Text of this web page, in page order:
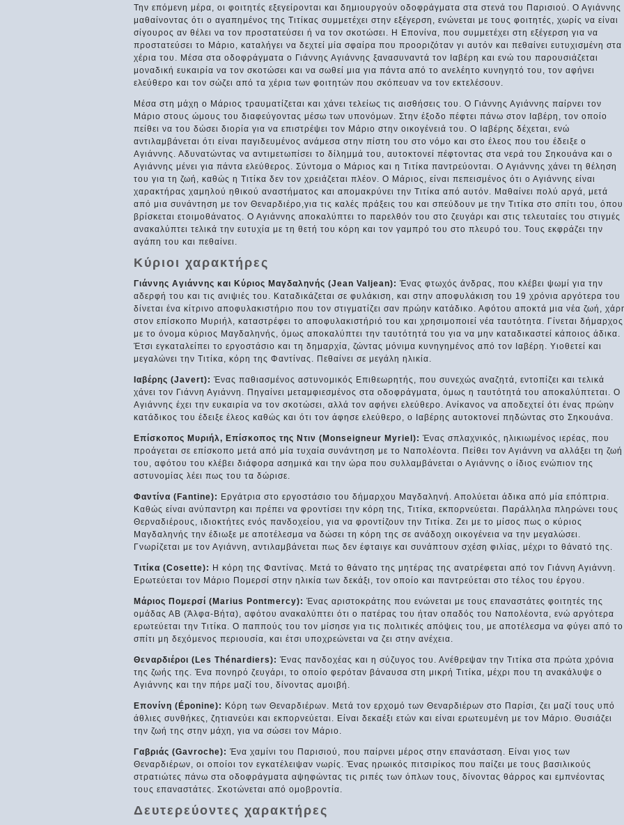
Την επόμενη μέρα, οι φοιτητές εξεγείρονται και δημιουργούν οδοφράγματα στα στενά του Παρισιού. Ο Αγιάννης
μαθαίνοντας ότι ο αγαπημένος της Τιτίκας συμμετέχει στην εξέγερση, ενώνεται με τους φοιτητές, χωρίς να είναι
σίγουρος αν θέλει να τον προστατεύσει ή να τον σκοτώσει. Η Επονίνα, που συμμετέχει στη εξέγερση για να
προστατεύσει το Μάριο, καταλήγει να δεχτεί μία σφαίρα που προοριζόταν γι αυτόν και πεθαίνει ευτυχισμένη στα
χέρια του. Μέσα στα οδοφράγματα ο Γιάννης Αγιάννης ξανασυναντά τον Ιαβέρη και ενώ του παρουσιάζεται
μοναδική ευκαιρία να τον σκοτώσει και να σωθεί μια για πάντα από το ανελέητο κυνηγητό του, τον αφήνει
ελεύθερο και τον σώζει από τα χέρια των φοιτητών που σκόπευαν να τον εκτελέσουν.
Μέσα στη μάχη ο Μάριος τραυματίζεται και χάνει τελείως τις αισθήσεις του. Ο Γιάννης Αγιάννης παίρνει τον
Μάριο στους ώμους του διαφεύγοντας μέσω των υπονόμων. Στην έξοδο πέφτει πάνω στον Ιαβέρη, τον οποίο
πείθει να του δώσει διορία για να επιστρέψει τον Μάριο στην οικογένειά του. Ο Ιαβέρης δέχεται, ενώ
αντιλαμβάνεται ότι είναι παγιδευμένος ανάμεσα στην πίστη του στο νόμο και στο έλεος που του έδειξε ο
Αγιάννης. Αδυνατώντας να αντιμετωπίσει το δίλημμά του, αυτοκτονεί πέφτοντας στα νερά του Σηκουάνα και ο
Αγιάννης μένει για πάντα ελεύθερος. Σύντομα ο Μάριος και η Τιτίκα παντρεύονται. Ο Αγιάννης χάνει τη θέληση
του για τη ζωή, καθώς η Τιτίκα δεν τον χρειάζεται πλέον. Ο Μάριος, είναι πεπεισμένος ότι ο Αγιάννης είναι
χαρακτήρας χαμηλού ηθικού αναστήματος και απομακρύνει την Τιτίκα από αυτόν. Μαθαίνει πολύ αργά, μετά
από μια συνάντηση με τον Θεναρδιέρο,για τις καλές πράξεις του και σπεύδουν με την Τιτίκα στο σπίτι του, όπου
βρίσκεται ετοιμοθάνατος. Ο Αγιάννης αποκαλύπτει το παρελθόν του στο ζευγάρι και στις τελευταίες του στιγμές
ανακαλύπτει τελικά την ευτυχία με τη θετή του κόρη και τον γαμπρό του στο πλευρό του. Τους εκφράζει την
αγάπη του και πεθαίνει.
Κύριοι χαρακτήρες
Γιάννης Αγιάννης και Κύριος Μαγδαληνής (Jean Valjean): Ένας φτωχός άνδρας, που κλέβει ψωμί για την
αδερφή του και τις ανιψιές του. Καταδικάζεται σε φυλάκιση, και στην αποφυλάκιση του 19 χρόνια αργότερα του
δίνεται ένα κίτρινο αποφυλακιστήριο που τον στιγματίζει σαν πρώην κατάδικο. Αφότου αποκτά μια νέα ζωή,
στον επίσκοπο Μυριήλ, καταστρέφει το αποφυλακιστήριό του και χρησιμοποιεί νέα ταυτότητα. Γίνεται δήμαρχος
με το όνομα κύριος Μαγδαληνής, όμως αποκαλύπτει την ταυτότητά του για να μην καταδικαστεί κάποιος άδικα.
Έτσι εγκαταλείπει το εργοστάσιο και τη δημαρχία, ζώντας μόνιμα κυνηγημένος από τον Ιαβέρη. Υιοθετεί και
μεγαλώνει την Τιτίκα, κόρη της Φαντίνας. Πεθαίνει σε μεγάλη ηλικία.
Ιαβέρης (Javert): Ένας παθιασμένος αστυνομικός Επιθεωρητής, που συνεχώς αναζητά, εντοπίζει και τελικά
χάνει τον Γιάννη Αγιάννη. Πηγαίνει μεταμφιεσμένος στα οδοφράγματα, όμως η ταυτότητά του αποκαλύπτεται. Ο
Αγιάννης έχει την ευκαιρία να τον σκοτώσει, αλλά τον αφήνει ελεύθερο. Ανίκανος να αποδεχτεί ότι ένας πρώην
κατάδικος του έδειξε έλεος καθώς και ότι τον άφησε ελεύθερο, ο Ιαβέρης αυτοκτονεί πηδώντας στο Σηκουάνα.
Επίσκοπος Μυριήλ, Επίσκοπος της Ντιν (Monseigneur Myriel): Ένας σπλαχνικός, ηλικιωμένος ιερέας, που
προάγεται σε επίσκοπο μετά από μία τυχαία συνάντηση με το Ναπολέοντα. Πείθει τον Αγιάννη να αλλάξει τη ζωή
του, αφότου του κλέβει διάφορα ασημικά και την ώρα που συλλαμβάνεται ο Αγιάννης ο ίδιος ενώπιον της
αστυνομίας λέει πως του τα δώρισε.
Φαντίνα (Fantine): Εργάτρια στο εργοστάσιο του δήμαρχου Μαγδαληνή. Απολύεται άδικα από μία επόπτρια.
Καθώς είναι ανύπαντρη και πρέπει να φροντίσει την κόρη της, Τιτίκα, εκπορνεύεται. Παράλληλα πληρώνει τους
Θερναδιέρους, ιδιοκτήτες ενός πανδοχείου, για να φροντίζουν την Τιτίκα. Ζει με το μίσος πως ο κύριος
Μαγδαληνής την έδιωξε με αποτέλεσμα να δώσει τη κόρη της σε ανάδοχη οικογένεια να την μεγαλώσει.
Γνωρίζεται με τον Αγιάννη, αντιλαμβάνεται πως δεν έφταιγε και συνάπτουν σχέση φιλίας, μέχρι το θάνατό της.
Τιτίκα (Cosette): Η κόρη της Φαντίνας. Μετά το θάνατο της μητέρας της ανατρέφεται από τον Γιάννη Αγιάννη.
Ερωτεύεται τον Μάριο Πομερσί στην ηλικία των δεκάξι, τον οποίο και παντρεύεται στο τέλος του έργου.
Μάριος Πομερσί (Marius Pontmercy): Ένας αριστοκράτης που ενώνεται με τους επαναστάτες φοιτητές της
ομάδας ΑΒ (Άλφα-Βήτα), αφότου ανακαλύπτει ότι ο πατέρας του ήταν οπαδός του Ναπολέοντα, ενώ αργότερα
ερωτεύεται την Τιτίκα. Ο παππούς του τον μίσησε για τις πολιτικές απόψεις του, με αποτέλεσμα να φύγει από το
σπίτι μη δεχόμενος περιουσία, και έτσι υποχρεώνεται να ζει στην ανέχεια.
Θεναρδιέροι (Les Thénardiers): Ένας πανδοχέας και η σύζυγος του. Ανέθρεψαν την Τιτίκα στα πρώτα χρόνια
της ζωής της. Ένα πονηρό ζευγάρι, το οποίο φερόταν βάναυσα στη μικρή Τιτίκα, μέχρι που τη ανακάλυψε ο
Αγιάννης και την πήρε μαζί του, δίνοντας αμοιβή.
Επονίνη (Éponine): Κόρη των Θεναρδιέρων. Μετά τον ερχομό των Θεναρδιέρων στο Παρίσι, ζει μαζί τους υπό
άθλιες συνθήκες, ζητιανεύει και εκπορνεύεται. Είναι δεκαέξι ετών και είναι ερωτευμένη με τον Μάριο. Θυσιάζει
την ζωή της στην μάχη, για να σώσει τον Μάριο.
Γαβριάς (Gavroche): Ένα χαμίνι του Παρισιού, που παίρνει μέρος στην επανάσταση. Είναι γιος των
Θεναρδιέρων, οι οποίοι τον εγκατέλειψαν νωρίς. Ένας ηρωικός πιτσιρίκος που παίζει με τους βασιλικούς
στρατιώτες πάνω στα οδοφράγματα αψηφώντας τις ριπές των όπλων τους, δίνοντας θάρρος και εμπνέοντας
τους επαναστάτες. Σκοτώνεται από ομοβροντία.
Δευτερεύοντες χαρακτήρες